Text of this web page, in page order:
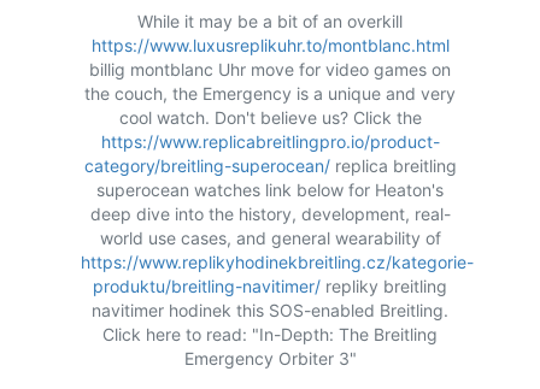
While it may be a bit of an overkill
https://www.luxusreplikuhr.to/montblanc.html
billig montblanc Uhr move for video games on
the couch, the Emergency is a unique and very
cool watch. Don't believe us? Click the
https://www.replicabreitlingpro.io/product-
category/breitling-superocean/replica breitling
superocean watches link below for Heaton's
deep dive into the history, development, real-
world use cases, and general wearability of
https://www.replikyhodinekbreitling.cz/kategorie-
produktu/breitling-navitimer/ repliky breitling
navitimer hodinek this SOS-enabled Breitling.
Click here to read: "In-Depth: The Breitling
Emergency Orbiter 3"